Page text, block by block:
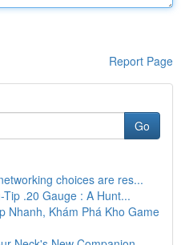
Report Page
Go
choices are res...
.20 Gauge : A Hunt...
Nhanh, Khám Phá Kho Game